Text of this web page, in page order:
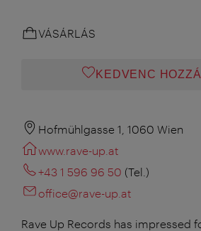
VÁSÁRLÁS
KEDVENC
Hofmühlgasse 1, 1060 Wien
www.rave-up.at
+43 1 596 96 50 (Tel.)
office@rave-up.at
Rave Up Records has impressed